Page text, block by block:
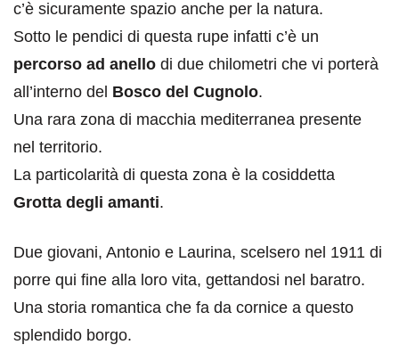
c’è sicuramente spazio anche per la natura.
Sotto le pendici di questa rupe infatti c’è un
percorso ad anello di due chilometri che vi porterà
all’interno del Bosco del Cugnolo.
Una rara zona di macchia mediterranea presente
nel territorio.
La particolarità di questa zona è la cosiddetta
Grotta degli amanti.
Due giovani, Antonio e Laurina, scelsero nel 1911 di
porre qui fine alla loro vita, gettandosi nel baratro.
Una storia romantica che fa da cornice a questo
splendido borgo.